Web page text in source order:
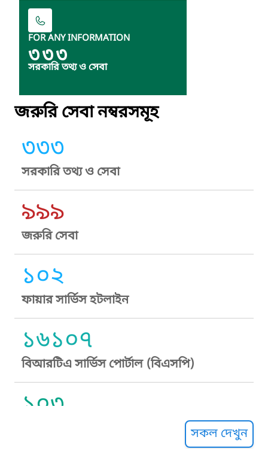
FOR ANY INFORMATION
৩৩৩
সরকারি তথ্য ও সেবা
জরুরি সেবা নম্বরসমূহ
৩৩৩
সরকারি তথ্য ও সেবা
৯৯৯
জরুরি সেবা
১০২
ফায়ার সার্ভিস হটলাইন
১৬১০৭
বিআরটিএ সার্ভিস পোর্টাল (বিএসপি)
১০৩
সকল দেখুন